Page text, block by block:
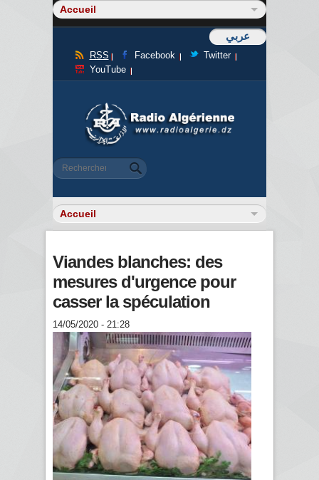
عربي
RSS Facebook
Twitter
YouTube
Formulaire de recherche
Rechercher
Viandes blanches: des
mesures d'urgence pour
casser la spéculation
14/05/2020 - 21:28